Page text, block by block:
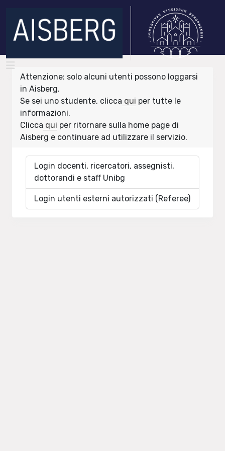
Attenzione: solo alcuni utenti possono loggarsi
in Aisberg.
Se sei uno studente, clicca qui per tutte le
informazioni.
Clicca qui per ritornare sulla home page di
Aisberg e continuare ad utilizzare il servizio.
Login docenti, ricercatori, assegnisti,
dottorandi e staff Unibg
Login utenti esterni autorizzati (Referee)